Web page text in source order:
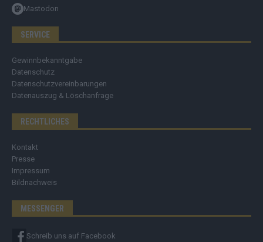
Mastodon
SERVICE
Gewinnbekanntgabe
Datenschutz
Datenschutzvereinbarungen
Datenauszug & Löschanfrage
RECHTLICHES
Kontakt
Presse
Impressum
Bildnachweis
MESSENGER
Schreib uns auf Facebook